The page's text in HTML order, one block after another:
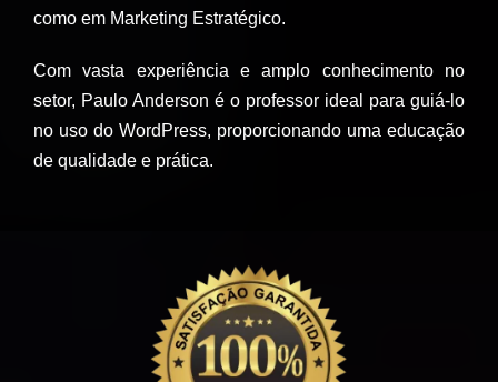
como em Marketing Estratégico.
Com vasta experiência e amplo conhecimento no
setor, Paulo Anderson é o professor ideal para guiá-lo
no uso do WordPress, proporcionando uma educação
de qualidade e prática.